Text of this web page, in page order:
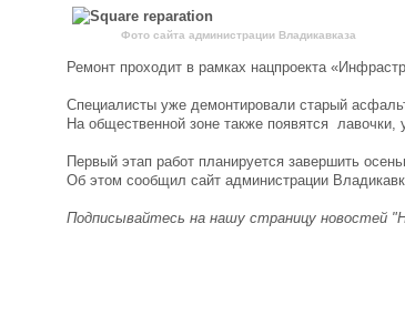
Фото сайта администрации Владикавказа
Ремонт проходит в рамках нацпроекта
Специалисты уже демонтировали старый
На общественной зоне также появятся лавочки,
Первый этап работ планируется завершить
Об этом сообщил сайт администрации
Подписывайтесь на нашу страницу новостей